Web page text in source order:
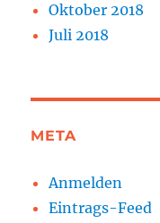
Oktober 2018
Juli 2018
META
Anmelden
Eintrags-Feed